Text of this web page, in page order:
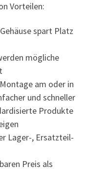
Vorteilen:
spart Platz
mögliche
am oder in
und schneller
Produkte
Lager-, Ersatzteil-
Preis als